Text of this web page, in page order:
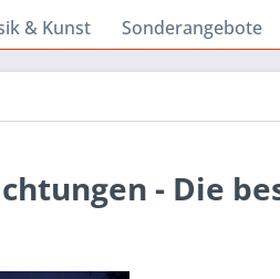
& Kunst Sonderangebote
- Die